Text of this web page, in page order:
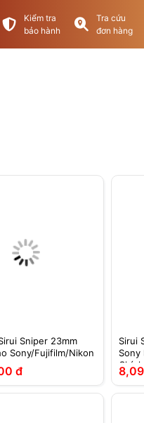
Kiểm tra
bảo hành
Tra cứu
đơn hàng
Sniper 23mm
Sony/Fujifilm/Nikon
đ
Sirui
Sony